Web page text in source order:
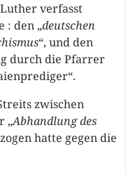
verfasst
: den „deutschen
“, und den
durch die Pfarrer
zwischen
„Abhandlung des
hatte gegen die